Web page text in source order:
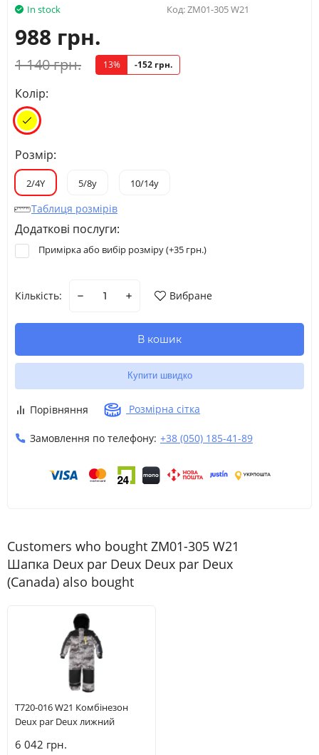
In stock Код:ZM01-305 W21
988 грн.
1 140 грн. 13% -152 грн.
Колір:
Розмір:
2/4Y 5/8y 10/14y
Таблиця розмірів
Додаткові послуги:
Примірка або вибір розміру (+35 грн.)
Кількість: Вибране
В кошик
Купити швидко
Порівняння Розмірна сітка
Замовлення по телефону: +38 (050) 185-41-89
Customers who bought ZM01-305 W21
Шапка Deux par Deux Deux par Deux
(Canada) also bought
T720-016 W21 Комбінезон
Deux par Deux лижний
6 042 грн.